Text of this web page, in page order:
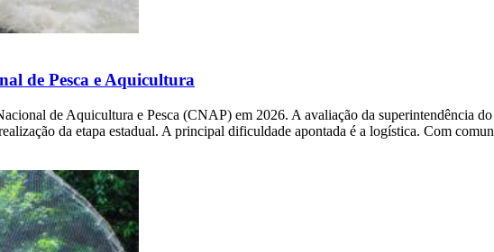
de Pesca e Aquicultura
de Aquicultura e Pesca (CNAP) em 2026. A avaliação da superintendência
da etapa estadual. A principal dificuldade apontada é a logística. Com